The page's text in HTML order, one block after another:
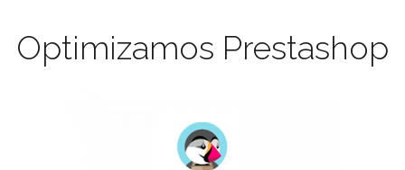
Optimizamos Prestashop